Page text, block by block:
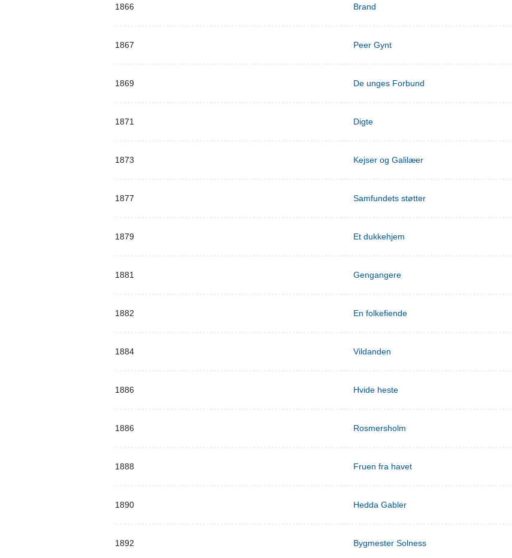
1866 Brand
1867 Peer Gynt
1869 De unges Forbund
1871 Digte
1873 Kejser og Galilæer
1877 Samfundets støtter
1879 Et dukkehjem
1881 Gengangere
1882 En folkefiende
1884 Vildanden
1886 Hvide heste
1886 Rosmersholm
1888 Fruen fra havet
1890 Hedda Gabler
1892 Bygmester Solness